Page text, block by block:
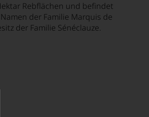
Rebflächen und befindet
der Familie Marquis de
der Familie Sénéclauze.